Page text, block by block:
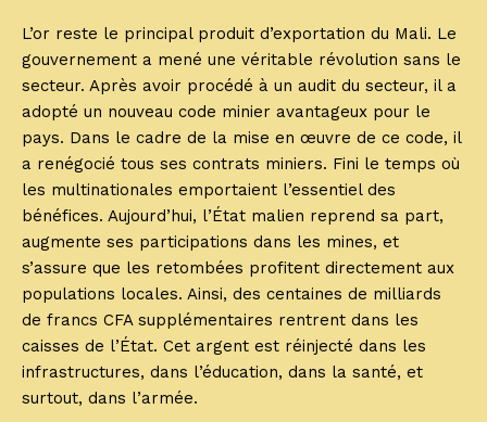
L’or reste le principal produit d’exportation du Mali. Le
gouvernement a mené une véritable révolution sans le
secteur. Après avoir procédé à un audit du secteur, il a
adopté un nouveau code minier avantageux pour le
pays. Dans le cadre de la mise en œuvre de ce code, il
a renégocié tous ses contrats miniers. Fini le temps où
les multinationales emportaient l’essentiel des
bénéfices. Aujourd’hui, l’État malien reprend sa part,
augmente ses participations dans les mines, et
s’assure que les retombées profitent directement aux
populations locales. Ainsi, des centaines de milliards
de francs CFA supplémentaires rentrent dans les
caisses de l’État. Cet argent est réinjecté dans les
infrastructures, dans l’éducation, dans la santé, et
surtout, dans l’armée.